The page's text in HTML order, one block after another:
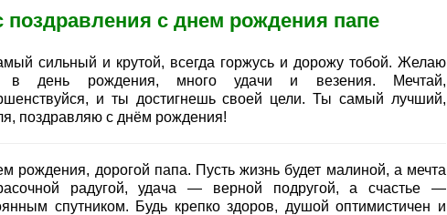
поздравления с днем рождения папе
сильный и крутой, всегда горжусь и дорожу тобой. Желаю
в день рождения, много удачи и везения. Мечтай,
и ты достигнешь своей цели. Ты самый лучший,
поздравляю с днём рождения!
рождения, дорогой папа. Пусть жизнь будет малиной, а мечта
радугой, удача — верной подругой, а счастье —
спутником. Будь крепко здоров, душой оптимистичен и